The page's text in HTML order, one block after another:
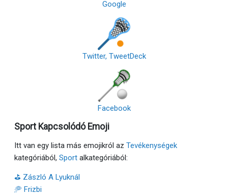
Google
Twitter, TweetDeck
Facebook
Sport Kapcsolódó Emoji
Itt van egy lista más emojikról az Tevékenységek
kategóriából, Sport alkategóriából:
⛳ Zászló A Lyuknál
🥏 Frizbi